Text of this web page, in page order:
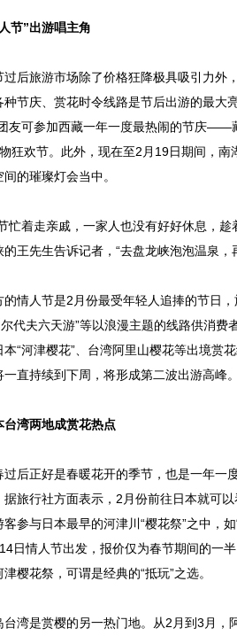
”出游唱主角
旅游市场除了价格狂降极具吸引力外，
种节庆、赏花时令线路是节后出游的最大
友可参加西藏一年一度最热闹的节庆——
狂欢节。此外，现在至2月19日期间，南
的璀璨灯会当中。
着走亲戚，一家人也没有好好休息，趁
的王先生告诉记者，“去盘龙峡泡泡温泉
人节是2月份最受年轻人追捧的节日，
尔代夫六天游”等以浪漫主题的线路供消
本“河津樱花”、台湾阿里山樱花等出境赏
一直持续到下周，将形成第二波出游高峰。
湾两地成赏花热点
正好是春暖花开的季节，也是一年一度
据旅行社方面表示，2月份前往日本就可
客参与日本最早的河津川“樱花祭”之中，
日情人节出发，报价仅为春节期间的一
樱花祭，可谓是经典的“抵玩”之选。
是赏樱的另一热门地。从2月到3月，